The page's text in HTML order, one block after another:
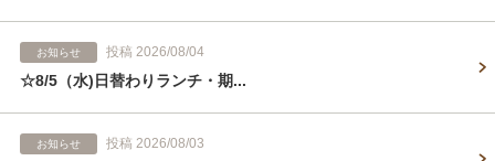
お知らせ 投稿 2026/08/04
☆8/5（水)日替わりランチ・期...
お知らせ 投稿 2026/08/03